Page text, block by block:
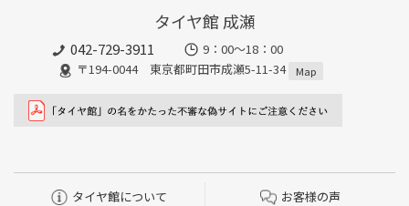
タイヤ館 成瀬
042-729-3911
9：00～18：00
〒194-0044 東京都町田市成瀬5-11-34
Map
タイヤ館について お客様の声